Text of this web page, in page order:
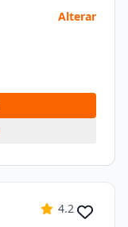
Alterar
4.2